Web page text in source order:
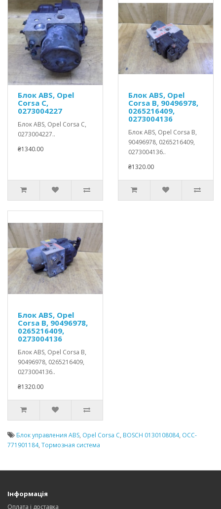
Блок ABS, Opel
Corsa C,
0273004227
Блок ABS, Opel Corsa C,
0273004227..
₴1340.00
Блок ABS, Opel
Corsa B, 90496978,
0265216409,
0273004136
Блок ABS, Opel Corsa B,
90496978, 0265216409,
0273004136..
₴1320.00
Блок ABS, Opel
Corsa B, 90496978,
0265216409,
0273004136
Блок ABS, Opel Corsa B,
90496978, 0265216409,
0273004136..
₴1320.00
Блок управления ABS, Opel Corsa C, BOSCH 0130108084, OCC-
771901184, Тормозная система
Інформація
Оплата і доставка